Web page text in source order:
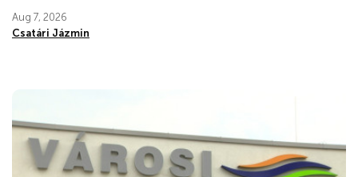
Aug 7, 2026
Csatári Jázmin